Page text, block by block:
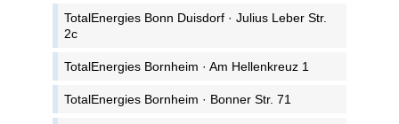
TotalEnergies Bonn Duisdorf · Julius Leber Str.
2c
TotalEnergies Bornheim · Am Hellenkreuz 1
TotalEnergies Bornheim · Bonner Str. 71